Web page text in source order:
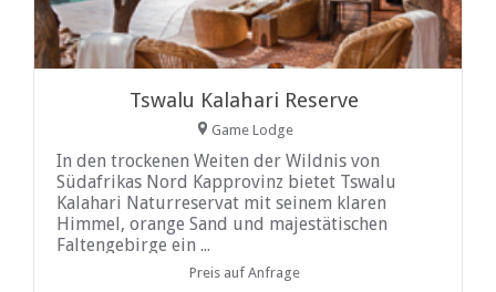
Tswalu Kalahari Reserve
Game Lodge
In den trockenen Weiten der Wildnis von
Südafrikas Nord Kapprovinz bietet Tswalu
Kalahari Naturreservat mit seinem klaren
Himmel, orange Sand und majestätischen
Faltengebirge ein ...
Preis auf Anfrage